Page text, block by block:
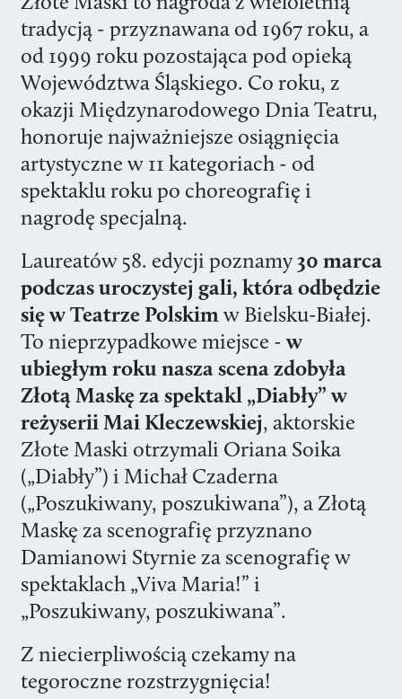
tradycją - przyznawana od 1967 roku, a
od 1999 roku pozostająca pod opieką
Województwa Śląskiego. Co roku, z
okazji Międzynarodowego Dnia Teatru,
honoruje najważniejsze osiągnięcia
artystyczne w 11 kategoriach - od
spektaklu roku po choreografię i
nagrodę specjalną.
Laureatów 58. edycji poznamy30 marca
podczas uroczystej gali, która odbędzie
się w Teatrze Polskimw Bielsku-Białej.
To nieprzypadkowe miejsce -w
ubiegłym roku nasza scena zdobyła
Złotą Maskę za spektakl „Diabły” w
reżyserii Mai Kleczewskiej, aktorskie
Złote Maski otrzymali Oriana Soika
(„Diabły”) i Michał Czaderna
(„Poszukiwany, poszukiwana”), a Złotą
Maskę za scenografię przyznano
Damianowi Styrnie za scenografię w
spektaklach „Viva Maria!” i
„Poszukiwany, poszukiwana”.
Z niecierpliwością czekamy na
tegoroczne rozstrzygnięcia!